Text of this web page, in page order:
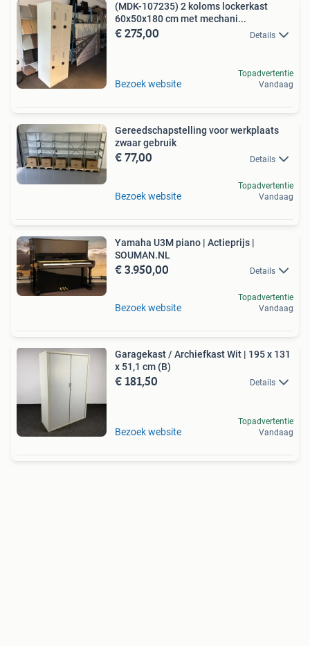
(MDK-107235) 2 koloms lockerkast
60x50x180 cm met mechani...
€ 275,00 Details
Bezoek website
Topadvertentie
Vandaag
Gereedschapstelling voor werkplaats
zwaar gebruik
€ 77,00 Details
Bezoek website
Topadvertentie
Vandaag
Yamaha U3M piano | Actieprijs |
SOUMAN.NL
€ 3.950,00 Details
Bezoek website
Topadvertentie
Vandaag
Garagekast / Archiefkast Wit | 195 x 131
x 51,1 cm (B)
€ 181,50 Details
Bezoek website
Topadvertentie
Vandaag